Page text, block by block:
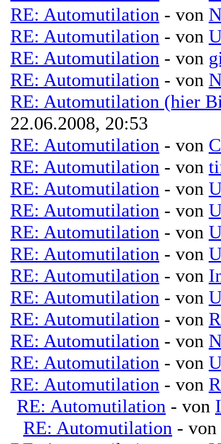
RE: Automutilation - von
RE: Automutilation - von
RE: Automutilation - von
RE: Automutilation - von
RE: Automutilation (hier
22.06.2008, 20:53
RE: Automutilation - von
RE: Automutilation - von
RE: Automutilation - von
RE: Automutilation - von
RE: Automutilation - von
RE: Automutilation - von
RE: Automutilation - von
RE: Automutilation - von
RE: Automutilation - von
RE: Automutilation - von
RE: Automutilation - von
RE: Automutilation - von
RE: Automutilation - von
RE: Automutilation - von